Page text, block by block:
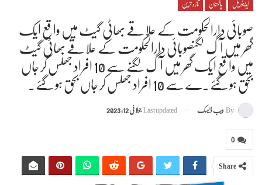
ایڈیٹوریل پاکستان تازہ ترین
صوبائی دارالحکومت کے علاقے بھاٹی گیٹ میں واقع ایک
گھر میں آگ لگنصوبائی دارالحکومت کے علاقے بھاٹی گیٹ
میں واقع ایک گھر میں آگ لگنے سے 10 افراد جھلس کر جاں
بحق ہو گئے۔ے سے 10 افراد جھلس کر جاں بحق ہو گئے۔
By ویب ڈیسک Last updated جولائی 12, 2023
0
Share